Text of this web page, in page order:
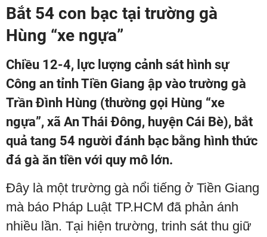
Bắt 54 con bạc tại trường gà
Hùng “xe ngựa”
Chiều 12-4, lực lượng cảnh sát hình sự
Công an tỉnh Tiền Giang ập vào trường gà
Trần Đình Hùng (thường gọi Hùng “xe
ngựa”, xã An Thái Đông, huyện Cái Bè), bắt
quả tang 54 người đánh bạc bằng hình thức
đá gà ăn tiền với quy mô lớn.
Đây là một trường gà nổi tiếng ở Tiền Giang
mà báo Pháp Luật TP.HCM đã phản ánh
nhiều lần. Tại hiện trường, trinh sát thu giữ